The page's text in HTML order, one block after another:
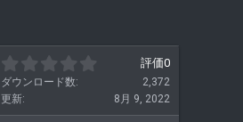
評価0
ダウンロード数
2,372
更新
8月 9, 2022